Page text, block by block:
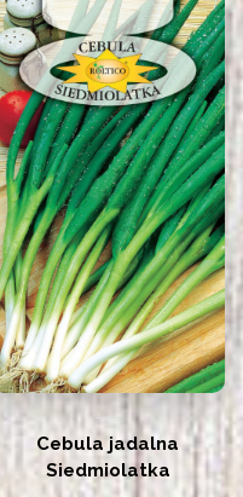
Cebula jadalna
Siedmiolatka